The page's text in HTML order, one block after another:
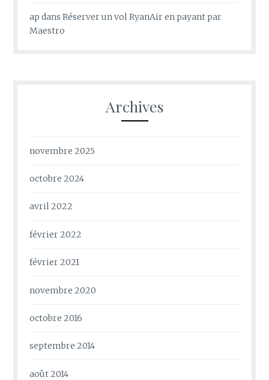
ap dansRéserver un vol RyanAir en payant par
Maestro
Archives
novembre 2025
octobre 2024
avril 2022
février 2022
février 2021
novembre 2020
octobre 2016
septembre 2014
août 2014